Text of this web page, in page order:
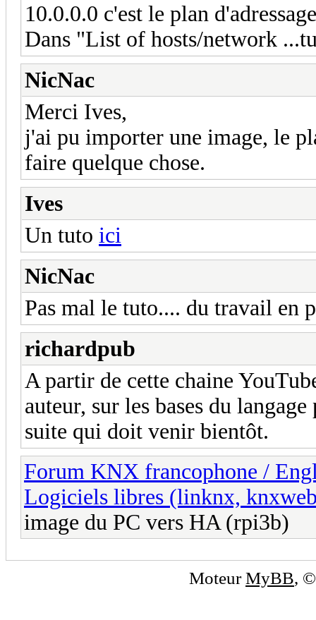
10.0.0.0 c'est le plan
Dans "List of hosts/network
NicNac
Merci Ives,
j'ai pu importer une image, le
faire quelque chose.
Ives
Un tuto ici
NicNac
Pas mal le tuto.... du travail en
richardpub
A partir de cette chaine
auteur, sur les bases du
suite qui doit venir bientôt.
Forum KNX francophone /
Logiciels libres (linknx,
image du PC vers HA (rpi3b)
MoteurMyBB,